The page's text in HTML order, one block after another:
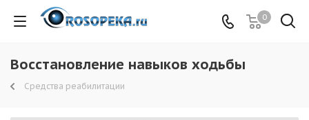
0
Восстановление навыков ходьбы
Средства реабилитации